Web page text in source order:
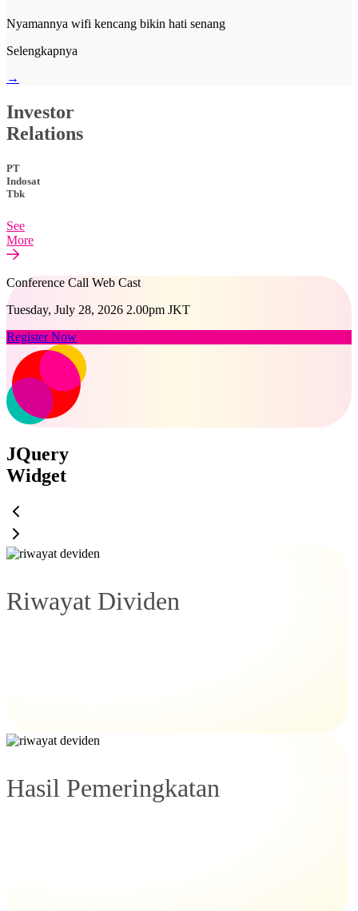
Nyamannya wifi kencang bikin hati senang
Selengkapnya
→
Investor
Relations
PT
Indosat
Tbk
See
More
Conference Call Web Cast
Tuesday, July 28, 2026 2.00pm JKT
Register Now
JQuery
Widget
Riwayat Dividen
Hasil Pemeringkatan